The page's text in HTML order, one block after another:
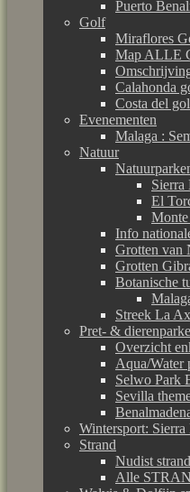
Puerto
Golf
Miraflores
Map ALLE
Calahonda
Costa del
Evenementen
Malaga :
Natuur
Sierra
El
Monte
Info
Grotten van
Grotten
Botanische
Streek La
Pret- &
Overzicht
Aqua/Water
Selwo Park
Sevilla
Wintersport: Sierra
Strand
Nudist
Alle